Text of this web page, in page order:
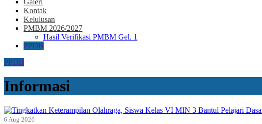
Kontak
Kelulusan
PMBM 2026/2027
Hasil Verifikasi PMBM Gel. 1
PPDB
PPDB
Informasi
6 Aug 2026